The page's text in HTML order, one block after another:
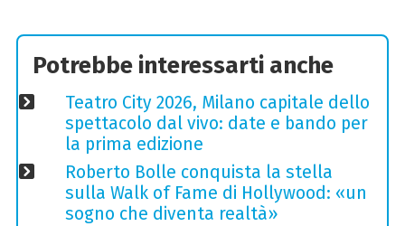
Potrebbe interessarti anche
Teatro City 2026, Milano capitale dello
spettacolo dal vivo: date e bando per
la prima edizione
Roberto Bolle conquista la stella
sulla Walk of Fame di Hollywood: «un
sogno che diventa realtà»